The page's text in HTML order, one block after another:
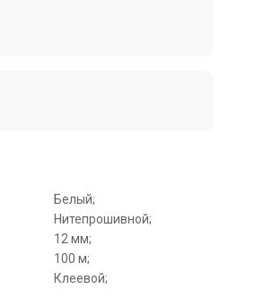
Белый;
Нитепрошивной;
12 мм;
100 м;
Клеевой;